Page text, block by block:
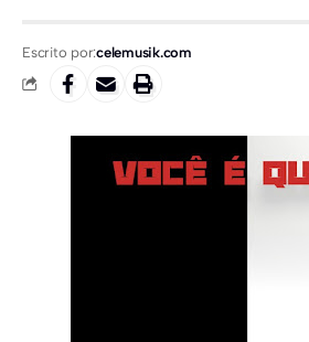
Escrito por:celemusik.com